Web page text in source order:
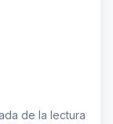
de la lectura